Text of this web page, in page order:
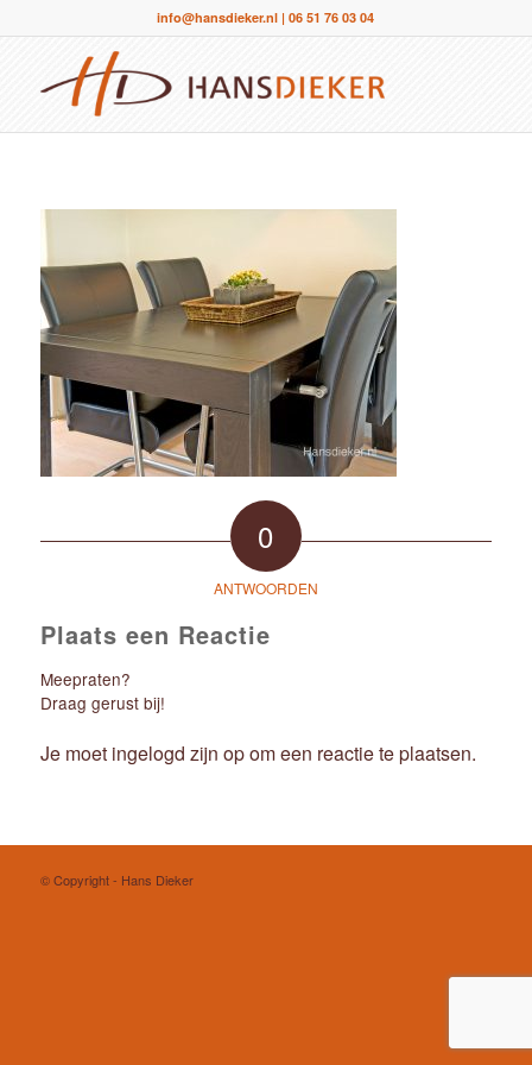
info@hansdieker.nl |06 51 76 03 04
0
ANTWOORDEN
Plaats een Reactie
Meepraten?
Draag gerust bij!
Je moet ingelogd zijn opom een reactie te plaatsen.
© Copyright - Hans Dieker